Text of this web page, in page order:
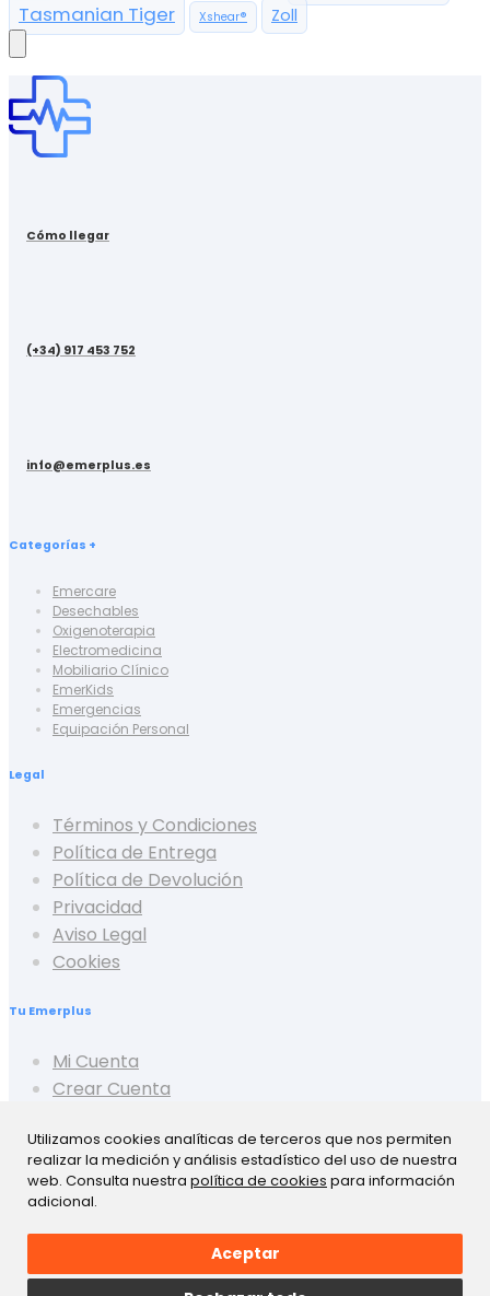
Utilizamos cookies analíticas de terceros que nos permiten
realizar la medición y análisis estadístico del uso de nuestra
web. Consulta nuestra política de cookies para información
adicional.
Aceptar
Tasmanian Tiger Xshear® Zoll
Cómo llegar
(+34) 917 453 752
info@emerplus.es
Categorías +
Emercare
Desechables
Oxigenoterapia
Electromedicina
Mobiliario Clínico
EmerKids
Emergencias
Equipación Personal
Legal
Términos y Condiciones
Política de Entrega
Política de Devolución
Privacidad
Aviso Legal
Cookies
Tu Emerplus
Mi Cuenta
Crear Cuenta
Mis Pedidos
Mis Favoritos
Mis Presupuestos